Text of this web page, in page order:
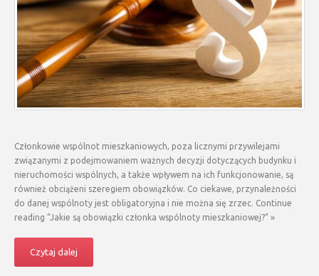
Członkowie wspólnot mieszkaniowych, poza licznymi przywilejami
związanymi z podejmowaniem ważnych decyzji dotyczących budynku i
nieruchomości wspólnych, a także wpływem na ich funkcjonowanie, są
również obciążeni szeregiem obowiązków. Co ciekawe, przynależności
do danej wspólnoty jest obligatoryjna i nie można się zrzec. Continue
reading “Jakie są obowiązki członka wspólnoty mieszkaniowej?” »
Czytaj dalej